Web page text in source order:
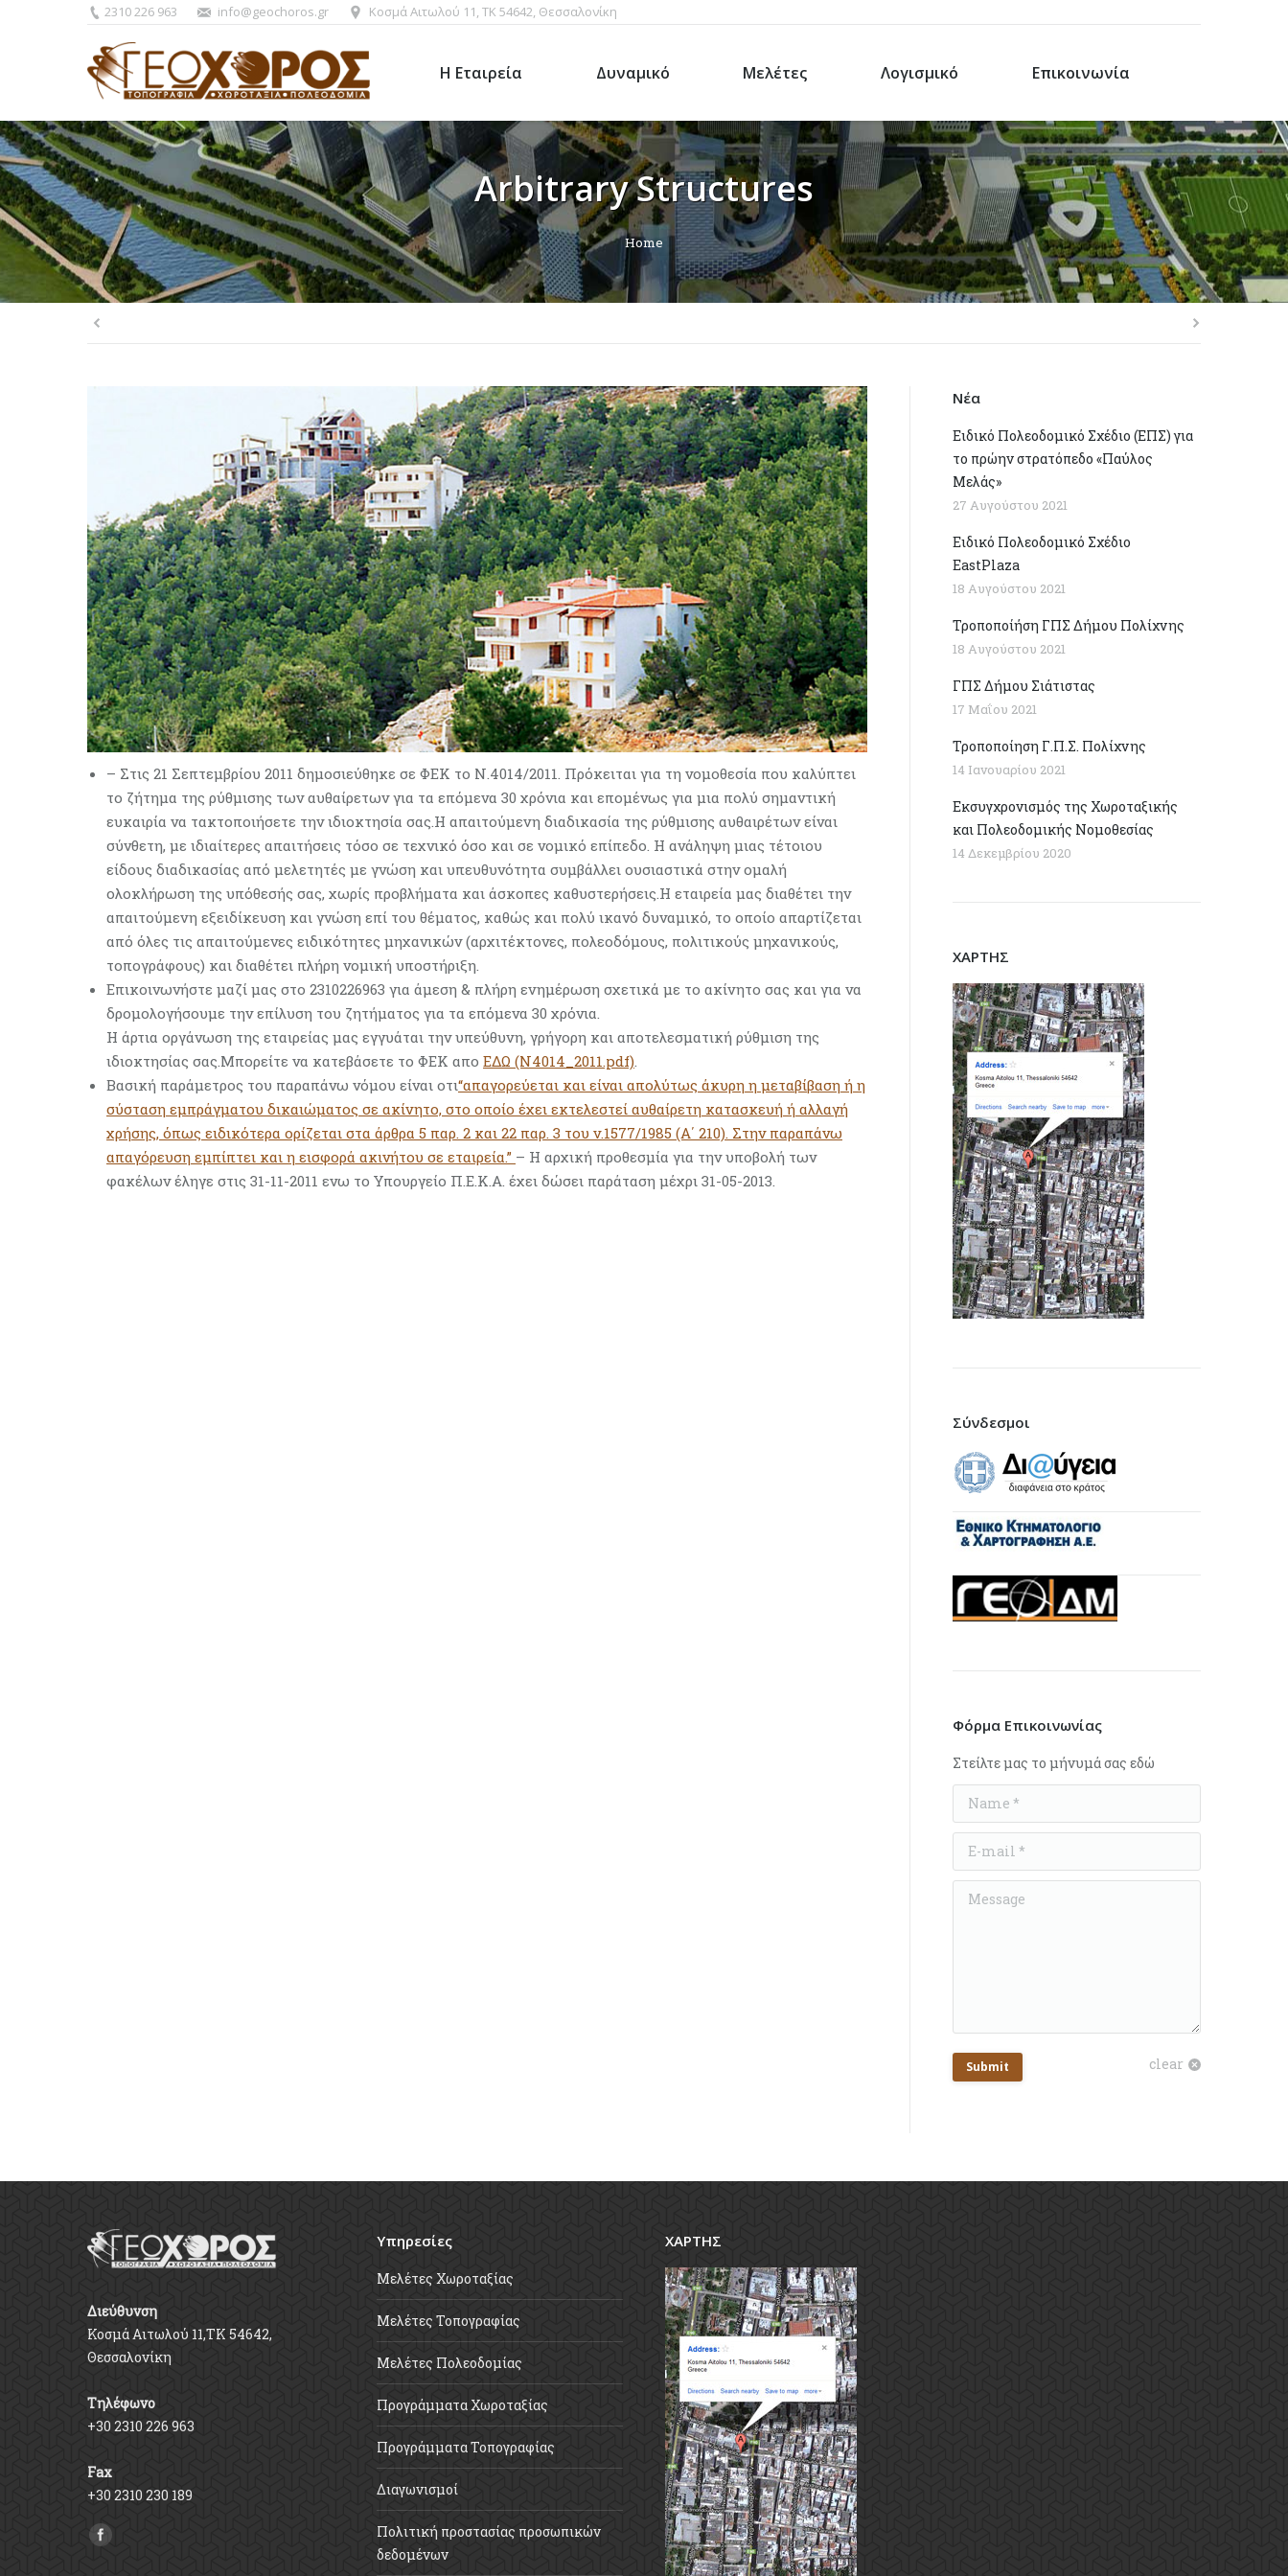
2310 226 963 info@geochoros.gr Κοσμά Αιτωλού 11, ΤΚ 54642, Θεσσαλονίκη
Η Εταιρεία Δυναμικό Μελέτες Λογισμικό Επικοινωνία
Arbitrary Structures
You are here:
Home
– Στις 21 Σεπτεμβρίου 2011 δημοσιεύθηκε σε ΦΕΚ το Ν.4014/2011. Πρόκειται για τη νομοθεσία που καλύπτει
το ζήτημα της ρύθμισης των αυθαίρετων για τα επόμενα 30 χρόνια και επομένως για μια πολύ σημαντική
ευκαιρία να τακτοποιήσετε την ιδιοκτησία σας.Η απαιτούμενη διαδικασία της ρύθμισης αυθαιρέτων είναι
σύνθετη, με ιδιαίτερες απαιτήσεις τόσο σε τεχνικό όσο και σε νομικό επίπεδο. Η ανάληψη μιας τέτοιου
είδους διαδικασίας από μελετητές με γνώση και υπευθυνότητα συμβάλλει ουσιαστικά στην ομαλή
ολοκλήρωση της υπόθεσής σας, χωρίς προβλήματα και άσκοπες καθυστερήσεις.Η εταιρεία μας διαθέτει την
απαιτούμενη εξειδίκευση και γνώση επί του θέματος, καθώς και πολύ ικανό δυναμικό, το οποίο απαρτίζεται
από όλες τις απαιτούμενες ειδικότητες μηχανικών (αρχιτέκτονες, πολεοδόμους, πολιτικούς μηχανικούς,
τοπογράφους) και διαθέτει πλήρη νομική υποστήριξη.
Επικοινωνήστε μαζί μας στο 2310226963 για άμεση & πλήρη ενημέρωση σχετικά με το ακίνητο σας και για να
δρομολογήσουμε την επίλυση του ζητήματος για τα επόμενα 30 χρόνια.
Η άρτια οργάνωση της εταιρείας μας εγγυάται την υπεύθυνη, γρήγορη και αποτελεσματική ρύθμιση της
ιδιοκτησίας σας.Μπορείτε να κατεβάσετε το ΦΕΚ απο ΕΔΩ (N4014_2011.pdf)
Βασική παράμετρος του παραπάνω νόμου είναι οτι“απαγορεύεται και είναι απολύτως άκυρη η μεταβίβαση ή η
σύσταση εμπράγματου δικαιώματος σε ακίνητο, στο οποίο έχει εκτελεστεί αυθαίρετη κατασκευή ή αλλαγή
χρήσης, όπως ειδικότερα ορίζεται στα άρθρα 5 παρ. 2 και 22 παρ. 3 του ν.1577/1985 (Α΄ 210). Στην παραπάνω
απαγόρευση εμπίπτει και η εισφορά ακινήτου σε εταιρεία.” – Η αρχική προθεσμία για την υποβολή των
φακέλων έληγε στις 31-11-2011 ενω το Υπουργείο Π.Ε.Κ.Α. έχει δώσει παράταση μέχρι 31-05-2013.
Νέα
Ειδικό Πολεοδομικό Σχέδιο (ΕΠΣ) για
το πρώην στρατόπεδο «Παύλος
Μελάς»
27 Αυγούστου 2021
Ειδικό Πολεοδομικό Σχέδιο
EastPlaza
18 Αυγούστου 2021
Τροποποίήση ΓΠΣ Δήμου Πολίχνης
18 Αυγούστου 2021
ΓΠΣ Δήμου Σιάτιστας
17 Μαΐου 2021
Τροποποίηση Γ.Π.Σ. Πολίχνης
14 Ιανουαρίου 2021
Εκσυγχρονισμός της Χωροταξικής
και Πολεοδομικής Νομοθεσίας
14 Δεκεμβρίου 2020
ΧΑΡΤΗΣ
Σύνδεσμοι
Φόρμα Επικοινωνίας
Στείλτε μας το μήνυμά σας εδώ
Name *
E-mail *
Message
Submit clear
Διεύθυνση
Κοσμά Αιτωλού 11,ΤΚ 54642,
Θεσσαλονίκη
Τηλέφωνο
+30 2310 226 963
Fax
+30 2310 230 189
Find us on:
Υπηρεσίες
Μελέτες Χωροταξίας
Μελέτες Τοπογραφίας
Μελέτες Πολεοδομίας
Προγράμματα Χωροταξίας
Προγράμματα Τοπογραφίας
Διαγωνισμοί
Πολιτική προστασίας προσωπικών
δεδομένων
ΧΑΡΤΗΣ